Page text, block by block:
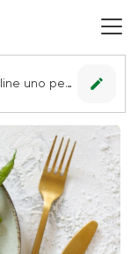
Nessun punto vendita impostato, scegline uno per vedere le offerte. edit